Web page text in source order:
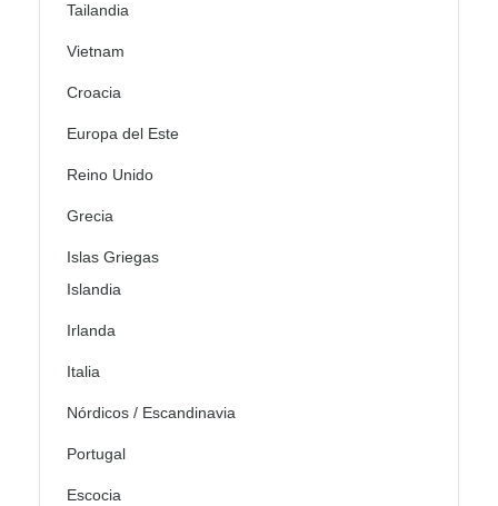
Tailandia
Vietnam
Croacia
Europa del Este
Reino Unido
Grecia
Islas Griegas
Islandia
Irlanda
Italia
Nórdicos / Escandinavia
Portugal
Escocia